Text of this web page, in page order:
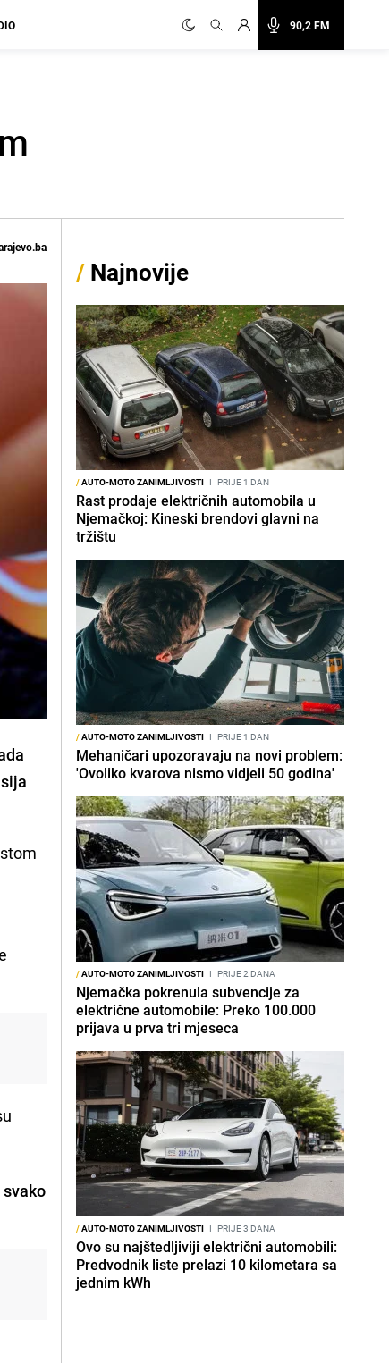
90,2 FM
/ Najnovije
/AUTO-MOTO ZANIMLJIVOSTI I PRIJE 1 DAN
Rast prodaje električnih automobila u
Njemačkoj: Kineski brendovi glavni na
tržištu
/AUTO-MOTO ZANIMLJIVOSTI I PRIJE 1 DAN
Mehaničari upozoravaju na novi problem:
'Ovoliko kvarova nismo vidjeli 50 godina'
/AUTO-MOTO ZANIMLJIVOSTI I PRIJE 2 DANA
Njemačka pokrenula subvencije za
električne automobile: Preko 100.000
prijava u prva tri mjeseca
/AUTO-MOTO ZANIMLJIVOSTI I PRIJE 3 DANA
Ovo su najštedljiviji električni automobili:
Predvodnik liste prelazi 10 kilometara sa
jednim kWh